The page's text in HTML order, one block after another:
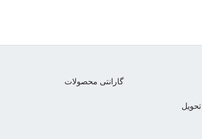
گارانتی محصولات